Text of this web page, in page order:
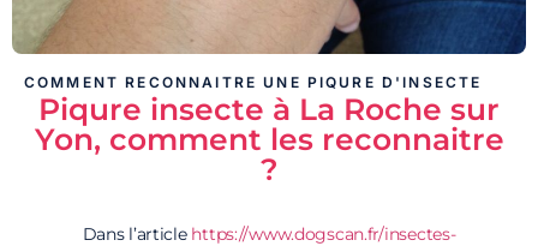
COMMENT RECONNAITRE UNE PIQURE D'INSECTE
Piqure insecte à La Roche sur
Yon, comment les reconnaitre
?
Dans l’article https://www.dogscan.fr/insectes-